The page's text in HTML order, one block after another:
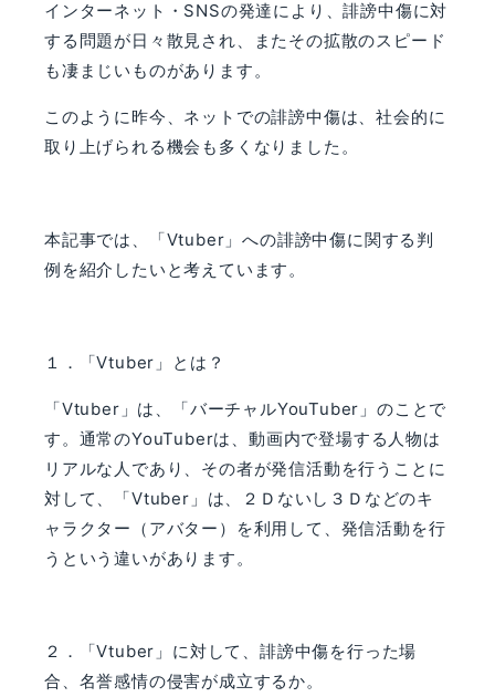
インターネット・ SNSの発達により、誹謗中傷に対
する問題が日々散見され、またその拡散のスピード
も凄まじいものがあります。
このように昨今、ネットでの誹謗中傷は、社会的に
取り上げられる機会も多くなりました。
本記事では、「Vtuber 」への誹謗中傷に関する判
例を紹介したいと考えています。
１．「Vtuber 」とは？
「Vtuber 」は、「バーチャルYouTuber 」のことで
す。通常のYouTuberは、動画内で登場する人物は
リアルな人であり、その者が発信活動を行うことに
対して、「Vtuber 」は、２Ｄないし３Ｄなどのキ
ャラクター（アバター）を利用して、発信活動を行
うという違いがあります。
２．「Vtuber 」に対して、誹謗中傷を行った場
合、名誉感情の侵害が成立するか。